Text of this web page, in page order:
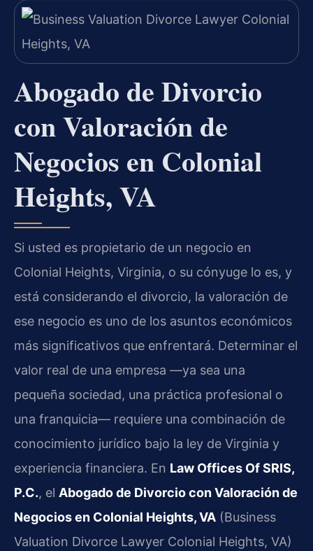
Abogado de Divorcio
con Valoración de
Negocios en Colonial
Heights, VA
Si usted es propietario de un negocio en
Colonial Heights, Virginia, o su cónyuge lo es, y
está considerando el divorcio, la valoración de
ese negocio es uno de los asuntos económicos
más significativos que enfrentará. Determinar el
valor real de una empresa —ya sea una
pequeña sociedad, una práctica profesional o
una franquicia— requiere una combinación de
conocimiento jurídico bajo la ley de Virginia y
experiencia financiera. En Law Offices Of SRIS,
P.C., el Abogado de Divorcio con Valoración de
Negocios en Colonial Heights, VA (Business
Valuation Divorce Lawyer Colonial Heights, VA)